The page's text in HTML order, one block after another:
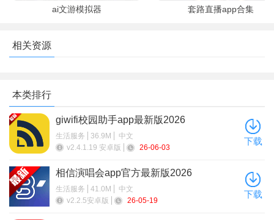
添加并设置完成后，点击屏幕上方的保存按键，即倒数日设
置完成；
ai文游模拟器 套路直播app合集
相关资源
本类排行
giwifi校园助手app最新版2026
生活服务 36.9M
中文
v2.4.1.19 安卓版
26-06-03
下载
相信演唱会app官方最新版2026
生活服务 41.0M
中文
v2.2.5安卓版
26-05-19
下载